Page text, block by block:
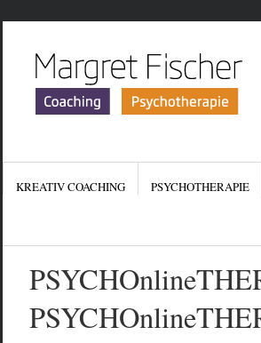
KREATIV COACHING PSYCHOTHERAPIE